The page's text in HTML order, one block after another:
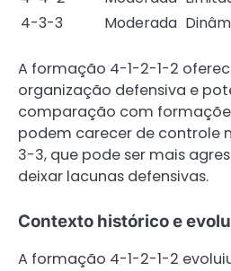
4-3-3
Moderada
A formação 4-1-2-1-2
organização defensiva e
comparação com
podem carecer de controle
3-3, que pode ser mais
deixar lacunas defensivas.
Contexto histórico e
A formação 4-1-2-1-2